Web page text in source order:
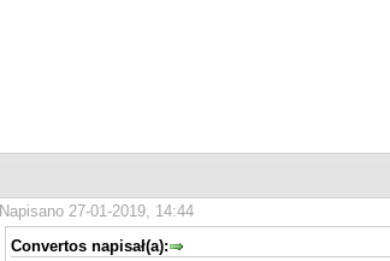
Napisano 27-01-2019, 14:44
Convertos napisał(a):